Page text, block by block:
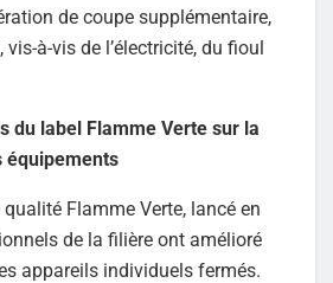
de coupe supplémentaire,
à-vis de l’électricité, du fioul
du label Flamme Verte sur la
équipements
Flamme Verte, lancé en
de la filière ont amélioré
appareils individuels fermés.